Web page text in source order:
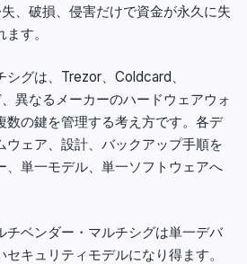
、破損、侵害だけで資金が永久に失
す。
グは、Trezor、Coldcard、
異なるメーカーのハードウェアウォ
数の鍵を管理する考え方です。各デ
ウェア、設計、バックアップ手順を
、単一モデル、単一ソフトウェアへ
チベンダー・マルチシグは単一デバ
キュリティモデルになり得ます。